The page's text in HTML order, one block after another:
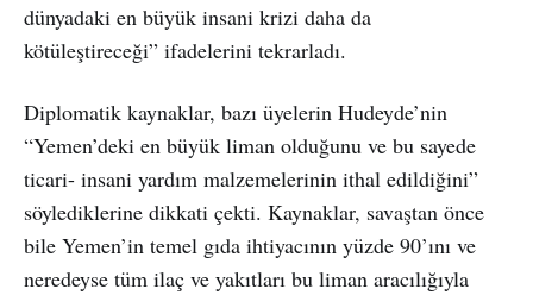
dünyadaki en büyük insani krizi daha da
kötüleştireceği” ifadelerini tekrarladı.
Diplomatik kaynaklar, bazı üyelerin Hudeyde’nin
“Yemen’deki en büyük liman olduğunu ve bu sayede
ticari- insani yardım malzemelerinin ithal edildiğini”
söylediklerine dikkati çekti. Kaynaklar, savaştan önce
bile Yemen’in temel gıda ihtiyacının yüzde 90’ını ve
neredeyse tüm ilaç ve yakıtları bu liman aracılığıyla